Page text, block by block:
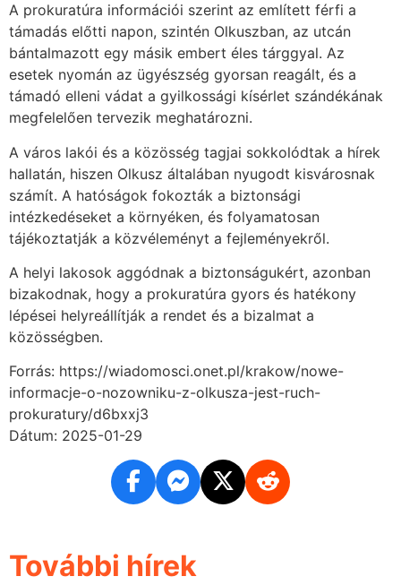
A prokuratúra információi szerint az említett férfi a
támadás előtti napon, szintén Olkuszban, az utcán
bántalmazott egy másik embert éles tárggyal. Az
esetek nyomán az ügyészség gyorsan reagált, és a
támadó elleni vádat a gyilkossági kísérlet szándékának
megfelelően tervezik meghatározni.
A város lakói és a közösség tagjai sokkolódtak a hírek
hallatán, hiszen Olkusz általában nyugodt kisvárosnak
számít. A hatóságok fokozták a biztonsági
intézkedéseket a környéken, és folyamatosan
tájékoztatják a közvéleményt a fejleményekről.
A helyi lakosok aggódnak a biztonságukért, azonban
bizakodnak, hogy a prokuratúra gyors és hatékony
lépései helyreállítják a rendet és a bizalmat a
közösségben.
Forrás: https://wiadomosci.onet.pl/krakow/nowe-
informacje-o-nozowniku-z-olkusza-jest-ruch-
prokuratury/d6bxxj3
Dátum: 2025-01-29
További hírek